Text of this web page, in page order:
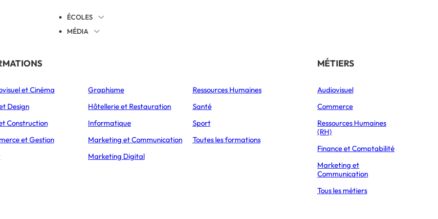
ÉCOLES
MÉDIA
Éducation
L’Express Éducation
Bachelors
L’Express Éducation
Masters
THÉMATIQUES
Orientation
Vie étudiante
Formations
Partir à l’étranger
et Cinéma
Design
Construction
et Gestion
Graphisme
Hôtellerie et Restauration
Informatique
Marketing et Communication
Marketing Digital
Ressources Humaines
Santé
Sport
Toutes les formations
MÉTIERS
Audiovisuel
Commerce
Ressources Humaines
(RH)
Finance et Comptabilité
Marketing et
Communication
Tous les métiers
ACTUALITÉS LE GOUVERNEMENT SOUHAITE SIMPLIFIER LA VIE DES ÉTUDIANTS ET APPRENTIS